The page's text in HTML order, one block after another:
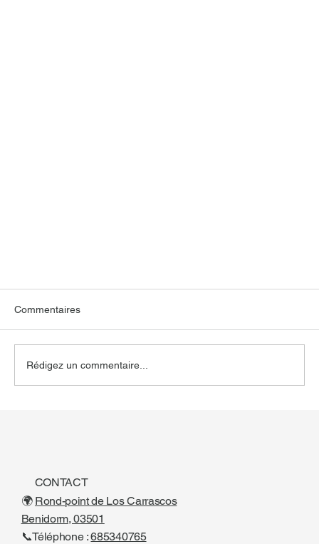
vos pieds, sans tracas
Commentaires
Rédigez un commentaire...
CONTACT
🌍 Rond-point de Los Carrascos
Benidorm, 03501
📞Téléphone :685340765